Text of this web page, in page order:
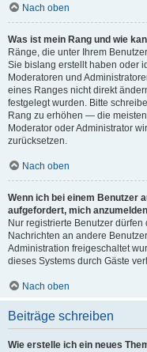
Nach oben
Was ist mein Rang und wie
Ränge, die unter Ihrem
Sie bislang erstellt haben oder
Moderatoren und
eines Ranges nicht direkt
festgelegt wurden. Bitte
Rang zu erhöhen — die
Moderator oder Administrator
zurücksetzen.
Nach oben
Wenn ich bei einem Benutzer
aufgefordert, mich
Nur registrierte Benutzer
Nachrichten an andere
Administration freigeschaltet
dieses Systems durch Gäste
Nach oben
Beiträge schreiben
Wie erstelle ich ein neues